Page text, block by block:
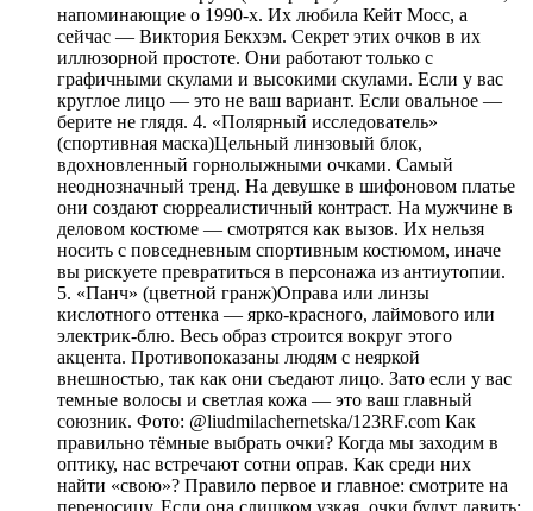
напоминающие о 1990-х. Их любила Кейт Мосс, а
сейчас — Виктория Бекхэм. Секрет этих очков в их
иллюзорной простоте. Они работают только с
графичными скулами и высокими скулами. Если у вас
круглое лицо — это не ваш вариант. Если овальное —
берите не глядя. 4. «Полярный исследователь»
(спортивная маска)Цельный линзовый блок,
вдохновленный горнолыжными очками. Самый
неоднозначный тренд. На девушке в шифоновом платье
они создают сюрреалистичный контраст. На мужчине в
деловом костюме — смотрятся как вызов. Их нельзя
носить с повседневным спортивным костюмом, иначе
вы рискуете превратиться в персонажа из антиутопии.
5. «Панч» (цветной гранж)Оправа или линзы
кислотного оттенка — ярко-красного, лаймового или
электрик-блю. Весь образ строится вокруг этого
акцента. Противопоказаны людям с неяркой
внешностью, так как они съедают лицо. Зато если у вас
темные волосы и светлая кожа — это ваш главный
союзник. Фото: @liudmilachernetska/123RF.com Как
правильно тёмные выбрать очки? Когда мы заходим в
оптику, нас встречают сотни оправ. Как среди них
найти «свою»? Правило первое и главное: смотрите на
переносицу. Если она слишком узкая, очки будут давить;